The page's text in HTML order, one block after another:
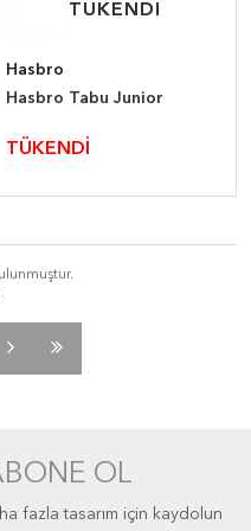
TÜKENDİ
TÜKENDİ
Hasbro
Hasbro Tabu Junior
TÜKENDİ
OL
fazla tasarım için kaydolun